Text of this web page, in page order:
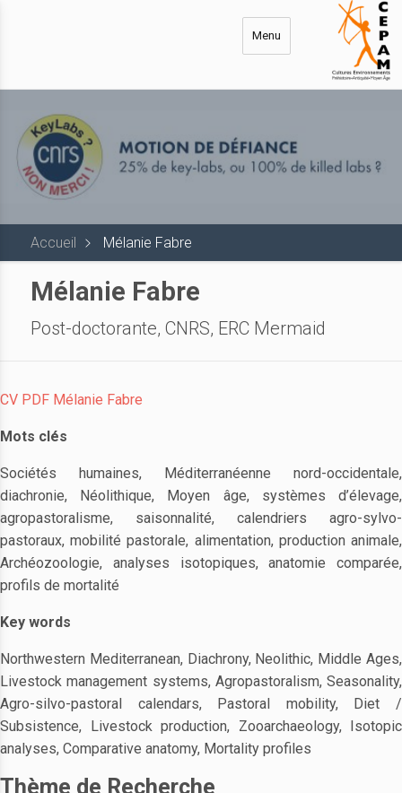
Menu
Accueil Mélanie Fabre
Mélanie Fabre
Post-doctorante, CNRS, ERC Mermaid
CV PDF Mélanie Fabre
Mots clés
Sociétés humaines, Méditerranéenne nord-occidentale,
diachronie, Néolithique, Moyen âge, systèmes d’élevage,
agropastoralisme, saisonnalité, calendriers agro-sylvo-
pastoraux, mobilité pastorale, alimentation, production animale,
Archéozoologie, analyses isotopiques, anatomie comparée,
profils de mortalité
Key words
Northwestern Mediterranean, Diachrony, Neolithic, Middle Ages,
Livestock management systems, Agropastoralism, Seasonality,
Agro-silvo-pastoral calendars, Pastoral mobility, Diet /
Subsistence, Livestock production, Zooarchaeology, Isotopic
analyses, Comparative anatomy, Mortality profiles
Thème de Recherche